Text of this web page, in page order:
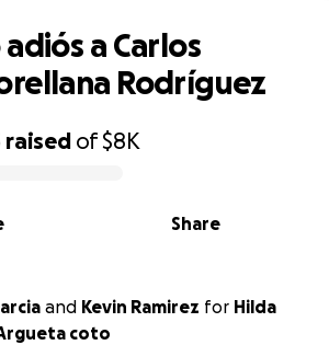
raised of$8K
Share
a Carlos
Rodríguez
and Kevin Ramirez for Hilda
coto